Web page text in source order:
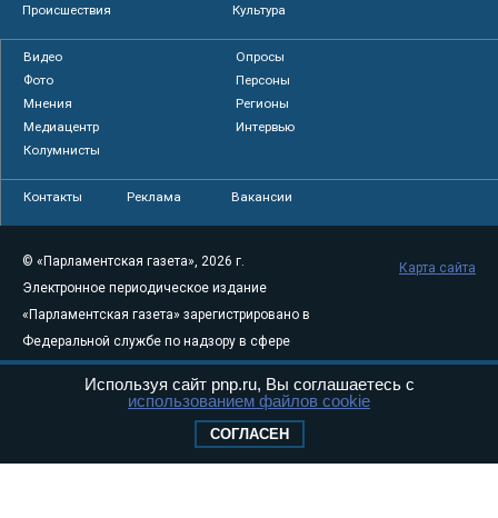
Происшествия
Культура
Видео
Опросы
Фото
Персоны
Мнения
Регионы
Медиацентр
Интервью
Колумнисты
Контакты Реклама Вакансии
© «Парламентская газета», 2026 г.
Электронное периодическое издание
«Парламентская газета» зарегистрировано в
Федеральной службе по надзору в сфере
связи, информационных технологий и
массовых коммуникаций (Роскомнадзор) 05
Свидетельство о регистрации Эл № ФС77-
Карта сайта
Используя сайт pnp.ru, Вы соглашаетесь с
использованием файлов cookie
СОГЛАСЕН